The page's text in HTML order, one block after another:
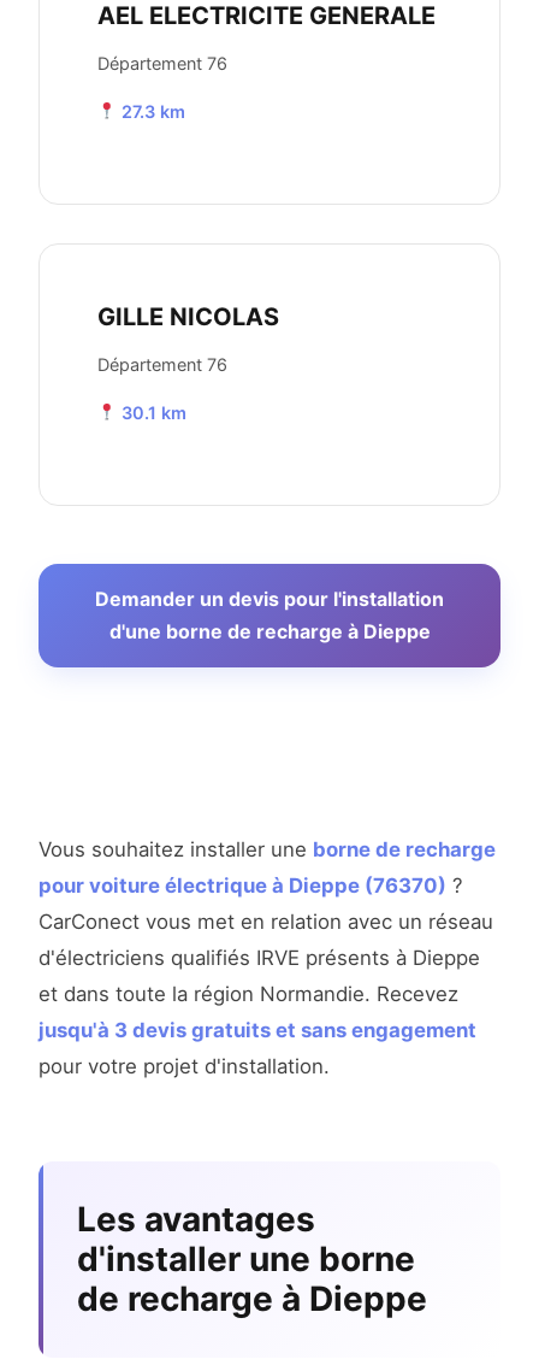
AEL ELECTRICITE GENERALE
Département 76
27.3 km
GILLE NICOLAS
Département 76
30.1 km
Demander un devis pour l'installation
d'une borne de recharge à Dieppe
Vous souhaitez installer une borne de recharge
pour voiture électrique à Dieppe (76370) ?
CarConect vous met en relation avec un réseau
d'électriciens qualifiés IRVE présents à Dieppe
et dans toute la région Normandie. Recevez
jusqu'à 3 devis gratuits et sans engagement
pour votre projet d'installation.
Les avantages
d'installer une borne
de recharge à Dieppe